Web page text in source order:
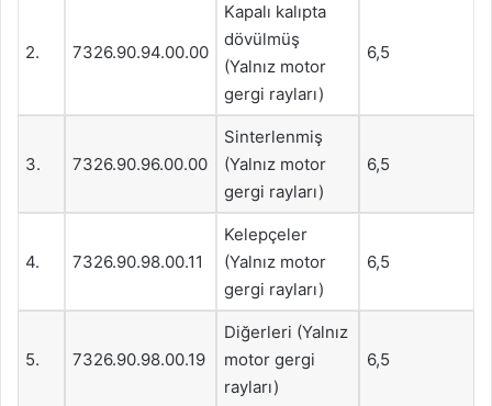
2. 7326.90.94.00.00
Kapalı kalıpta
dövülmüş
(Yalnız motor
gergi rayları)
6,5
3. 7326.90.96.00.00
Sinterlenmiş
(Yalnız motor
gergi rayları)
6,5
4. 7326.90.98.00.11
Kelepçeler
(Yalnız motor
gergi rayları)
6,5
5. 7326.90.98.00.19
Diğerleri (Yalnız
motor gergi
rayları)
6,5